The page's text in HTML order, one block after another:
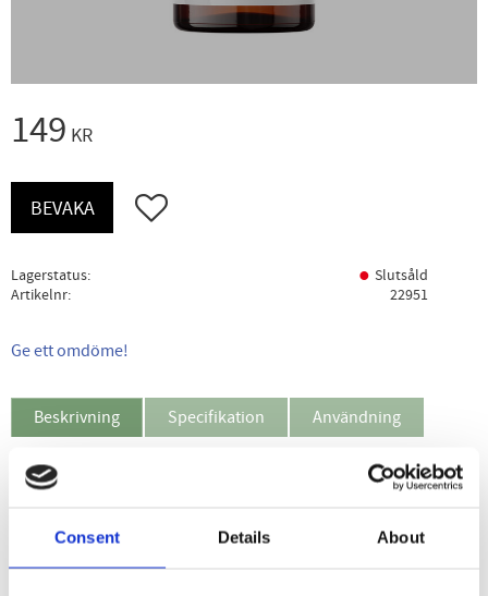
Consent Details About
149 KR
Lägg till i favoriter
BEVAKA
Lagerstatus
Slutsåld
Artikelnr
22951
Ge ett omdöme!
Beskrivning Specifikation Användning
Holistic D3-vitamindroppar är ett kosttillskott som
vinterhalvåret står solen på våra breddgrader för lågt för
att kroppen ska kunna bilda något D-vitamin. Vitamin D är